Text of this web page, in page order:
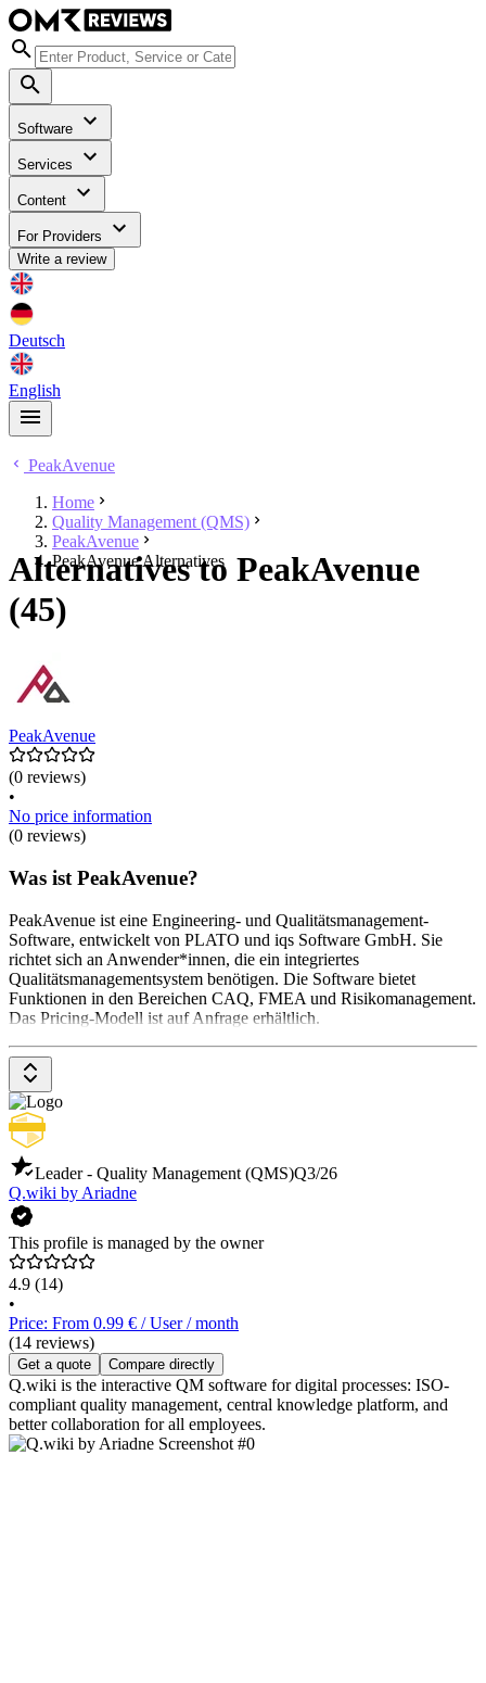
Software
Services
Content
For Providers
Write a review
Deutsch
English
PeakAvenue
Home
Quality Management (QMS)
PeakAvenue
PeakAvenue Alternatives
Alternatives to PeakAvenue
(45)
PeakAvenue
(0 reviews)
•
No price information
(0 reviews)
Was ist PeakAvenue?
PeakAvenue ist eine Engineering- und Qualitätsmanagement-
Software, entwickelt von PLATO und iqs Software GmbH. Sie
richtet sich an Anwender*innen, die ein integriertes
Qualitätsmanagementsystem benötigen. Die Software bietet
Funktionen in den Bereichen CAQ, FMEA und Risikomanagement.
Das Pricing-Modell ist auf Anfrage erhältlich.
Leader - Quality Management (QMS)Q3/26
Q.wiki by Ariadne
This profile is managed by the owner
4.9 (14)
•
Price: From 0.99 € / User / month
(14 reviews)
Get a quote Compare directly
Q.wiki is the interactive QM software for digital processes: ISO-
compliant quality management, central knowledge platform, and
better collaboration for all employees.